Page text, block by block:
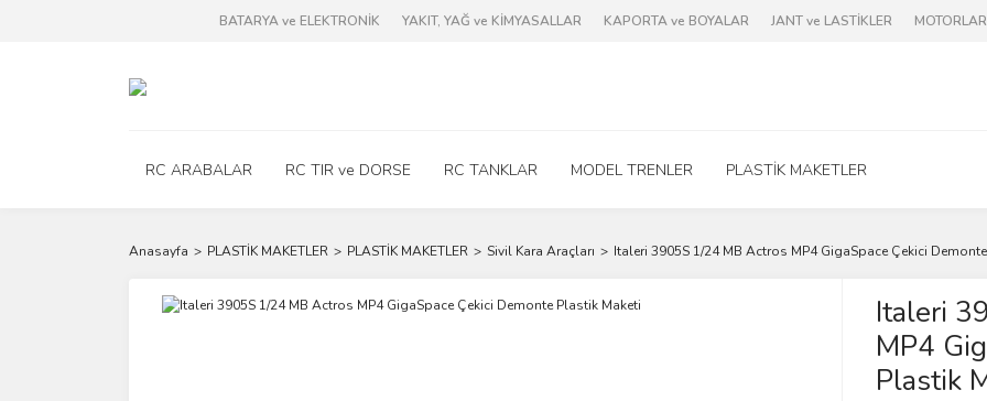
BATARYA ve ELEKTRONİK YAKIT, YAĞ ve KİMYASALLAR KAPORTA ve BOYALAR JANT ve LASTİKLER
RC ARABALAR RC TIR ve DORSE RC TANKLAR MODEL TRENLER PLASTİK MAKETLER
Anasayfa PLASTİK MAKETLER PLASTİK MAKETLER Sivil Kara Araçları Italeri 3905S 1/24 MB Actros MP4 GigaSpace Çekici
Italeri
MP4
Plastik